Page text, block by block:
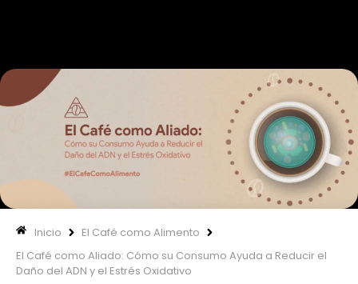
Inicio
El Café como Alimento
El Café como Aliado: Cómo su Consumo Ayuda a Reducir el
Daño del ADN y el Estrés Oxidativo